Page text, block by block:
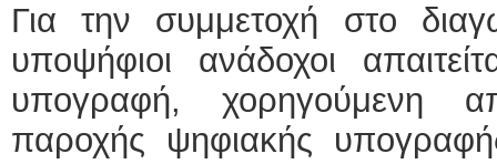
Για την συμμετοχή στο
υποψήφιοι ανάδοχοι
υπογραφή, χορηγούμενη
παροχής ψηφιακής